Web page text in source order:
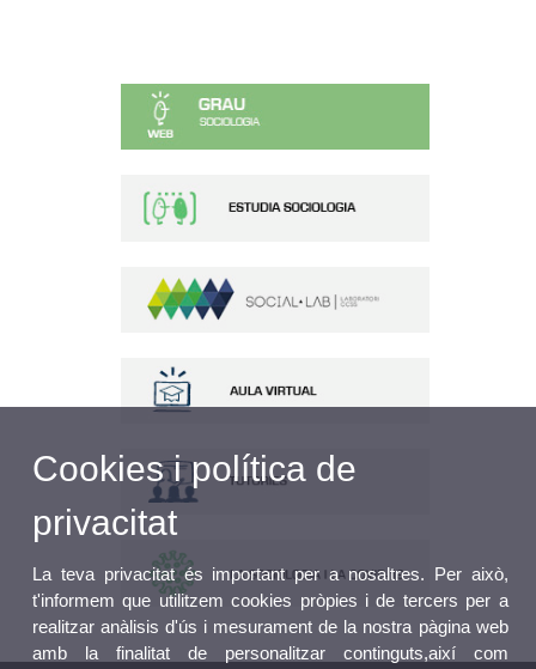
Cookies i política de
privacitat
La teva privacitat és important per a nosaltres. Per això,
t'informem que utilitzem cookies pròpies i de tercers per a
realitzar anàlisis d'ús i mesurament de la nostra pàgina web
amb la finalitat de personalitzar continguts,així com